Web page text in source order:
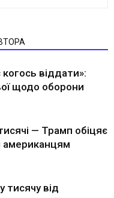
віддати»:
щодо оборони
— Трамп обіцяє
американцям
тисячу від